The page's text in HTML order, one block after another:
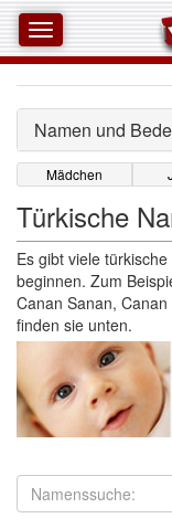
Namen und
Mädchen
Türkische
Es gibt viele
beginnen. Zum
Canan Sanan,
finden sie unten.